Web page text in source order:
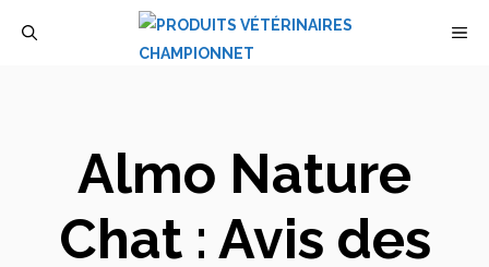
Almo Nature
Chat : Avis des